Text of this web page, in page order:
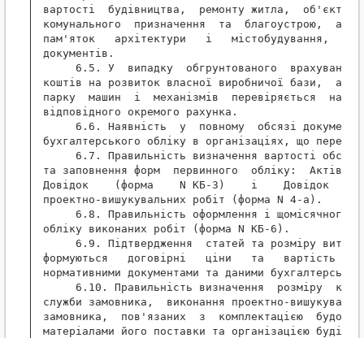
вартості  будівництва,  ремонту житла,  об'єктів
комунального  призначення  та  благоустрою,  а
пам'яток   архітектури   і   містобудування,
документів.
6.5. У  випадку  обгрунтованого  врахування
коштів на розвиток власної виробничої бази,  а
парку  машин  і  механізмів  перевіряється
відповідного окремого рахунка.
6.6. Наявність  у  повному  обсязі
бухгалтерського обліку в організаціях, що
6.7. Правильність визначення вартості
та заповнення форм  первинного  обліку:  Актів
Довідок    (форма    N КБ-3)    і    Довідок
проектно-вишукувальних робіт (форма N 4-а).
6.8. Правильність оформлення і щомісячного
обліку виконаних робіт (форма N КБ-6).
6.9. Підтвердження  статей та розміру
формуються   договірні   ціни   та   вартість
нормативними документами та даними
6.10. Правильність визначення  розміру
служби замовника,  виконання проектно-
замовника,  пов'язаних  з  комплектацією  будов
матеріалами його поставки та організацією